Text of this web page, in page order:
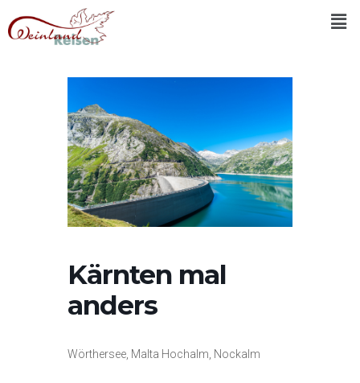
Kärnten mal
anders
Wörthersee, Malta Hochalm, Nockalm